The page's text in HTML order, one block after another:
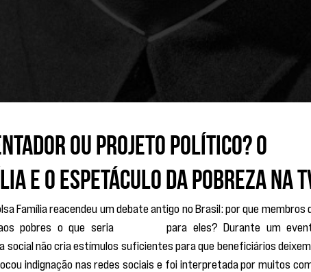
ou projeto político? O
e o espetáculo da pobreza na
Família reacendeu um debate antigo no Brasil: por que membros
pobres o que seria
para eles? Durante um
social não cria estímulos suficientes para que beneficiários
indignação nas redes sociais e foi interpretada por muitos